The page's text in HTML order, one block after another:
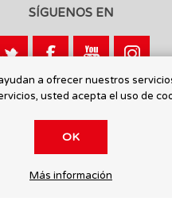
SÍGUENOS EN
Calle León, 1 - 03440 Ibi, Alicante
© 2026 Toysmaniatic.
a ofrecer nuestros
usted acepta el uso de
OK
Más información